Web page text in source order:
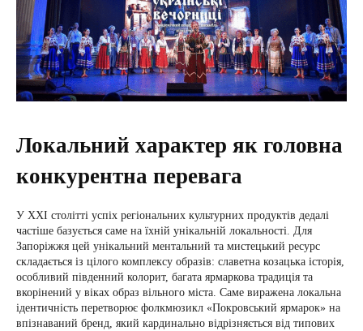
Локальний характер як головна
конкурентна перевага
У XXI столітті успіх регіональних культурних продуктів дедалі
частіше базується саме на їхній унікальній локальності. Для
Запоріжжя цей унікальний ментальний та мистецький ресурс
складається із цілого комплексу образів: славетна козацька історія,
особливий південний колорит, багата ярмаркова традиція та
вкорінений у віках образ вільного міста. Саме виражена локальна
ідентичність перетворює фолкмюзикл «Покровський ярмарок» на
впізнаваний бренд, який кардинально відрізняється від типових